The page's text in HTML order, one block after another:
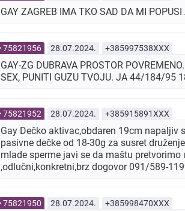
GAY ZAGREB IMA TKO SAD DA MI
75821956 28.07.2024. +385997538XXX
GAY-ZG DUBRAVA PROSTOR
SEX, PUNITI GUZU TVOJU. JA 44/184/95
75821952 28.07.2024. +385915891XXX
Gay Dečko aktivac,obdaren 19cm
pasivne dečke od 18-30g za susret
mlade sperme javi se da maštu
,odlučni,konkretni,brz dogovor 091/589-
75821950 28.07.2024. +385998470XXX